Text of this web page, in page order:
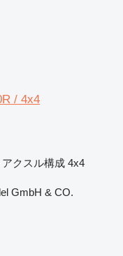
/ 4x4
アクスル構成 4x4
GmbH & CO.